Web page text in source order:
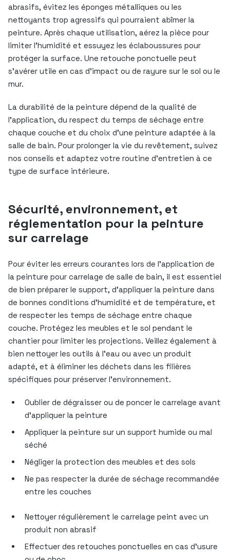
abrasifs, évitez les éponges métalliques ou les
nettoyants trop agressifs qui pourraient abîmer la
peinture. Après chaque utilisation, aérez la pièce pour
limiter l’humidité et essuyez les éclaboussures pour
protéger la surface. Une retouche ponctuelle peut
s’avérer utile en cas d’impact ou de rayure sur le sol ou le
mur.
La durabilité de la peinture dépend de la qualité de
l’application, du respect du temps de séchage entre
chaque couche et du choix d’une peinture adaptée à la
salle de bain. Pour prolonger la vie du revêtement, suivez
nos conseils et adaptez votre routine d’entretien à ce
type de surface intérieure.
Sécurité, environnement, et
réglementation pour la peinture
sur carrelage
Pour éviter les erreurs courantes lors de l’application de
la peinture pour carrelage de salle de bain, il est essentiel
de bien préparer le support, d’appliquer la peinture dans
de bonnes conditions d’humidité et de température, et
de respecter les temps de séchage entre chaque
couche. Protégez les meubles et le sol pendant le
chantier pour limiter les projections. Veillez également à
bien nettoyer les outils à l’eau ou avec un produit
adapté, et à éliminer les déchets dans les filières
spécifiques pour préserver l’environnement.
Oublier de dégraisser ou de poncer le carrelage avant
d’appliquer la peinture
Appliquer la peinture sur un support humide ou mal
séché
Négliger la protection des meubles et des sols
Ne pas respecter la durée de séchage recommandée
entre les couches
Nettoyer régulièrement le carrelage peint avec un
produit non abrasif
Effectuer des retouches ponctuelles en cas d’usure